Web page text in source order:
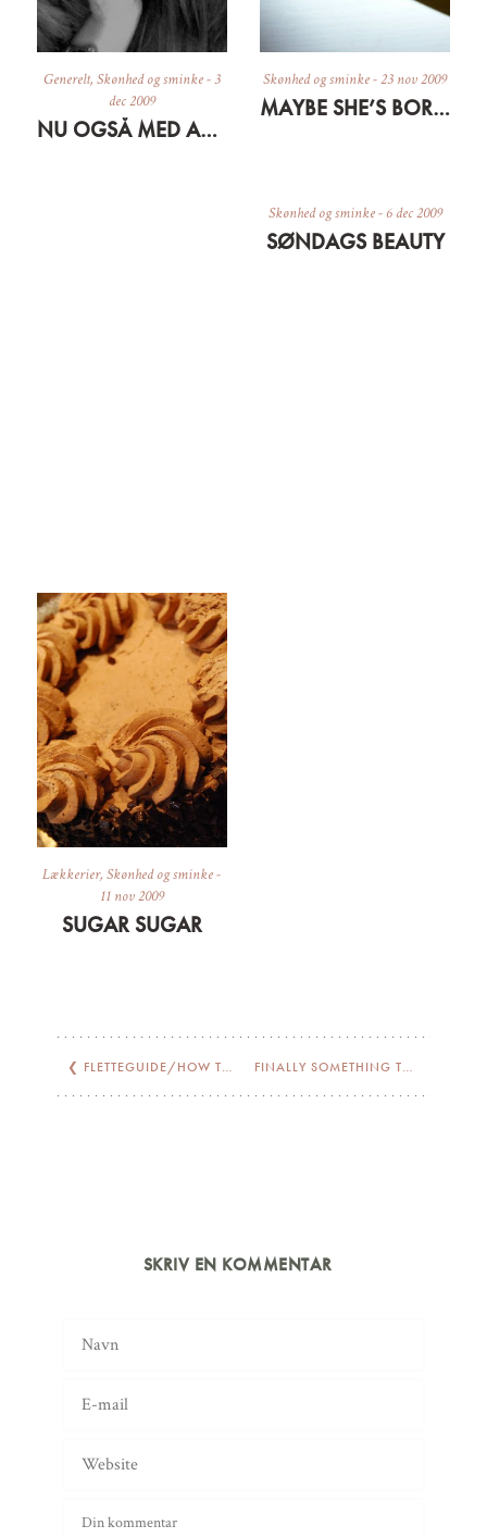
Generelt, Skønhed og sminke-3
dec 2009
NU OGSÅ MED ANSIGT
Skønhed og sminke-23 nov 2009
MAYBE SHE’S BORN WITH IT
Skønhed og sminke- 6 dec 2009
SØNDAGS BEAUTY
Lækkerier,Skønhed og sminke-
11 nov 2009
SUGAR SUGAR
❮ FLETTEGUIDE/HOW TO: BRAIDED UP DO FINALLY SOMETHING TO CONTROL MY MANE
SKRIV EN KOMMENTAR